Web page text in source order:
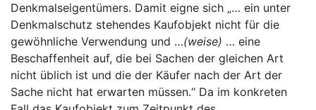
Denkmalseigentümers. Damit eigne sich „… ein unter
Denkmalschutz stehendes Kaufobjekt nicht für die
gewöhnliche Verwendung und …(weise) … eine
Beschaffenheit auf, die bei Sachen der gleichen Art
nicht üblich ist und die der Käufer nach der Art der
Sache nicht hat erwarten müssen.“ Da im konkreten